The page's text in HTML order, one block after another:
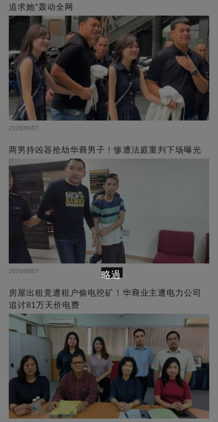
追求她”轰动全网
2026/08/07
两男持凶器抢劫华裔男子！惨遭法庭重判下场曝光
2026/08/07
房屋出租竟遭租户偷电挖矿！华裔业主遭电力公司
追讨81万天价电费
略過